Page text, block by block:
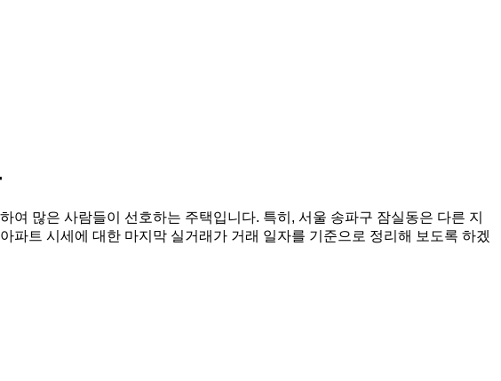
많은 사람들이 선호하는 주택입니다. 특히, 서울 송파구 잠실동은 다른 지
트 시세에 대한 마지막 실거래가 거래 일자를 기준으로 정리해 보도록 하겠